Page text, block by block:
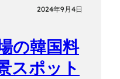
2024年9月4日
の韓国料
スポット